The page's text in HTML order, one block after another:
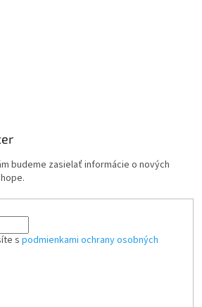
budeme zasielať informácie o nových
s podmienkami ochrany osobných